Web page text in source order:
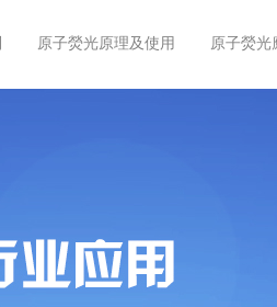
原子熒光原理及使用 原子熒光